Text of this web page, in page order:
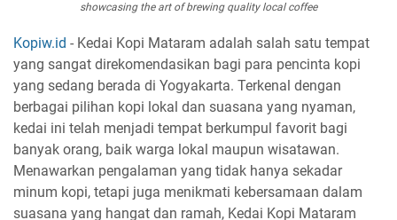
showcasing the art of brewing quality local coffee
Kopiw.id - Kedai Kopi Mataram adalah salah satu tempat
yang sangat direkomendasikan bagi para pencinta kopi
yang sedang berada di Yogyakarta. Terkenal dengan
berbagai pilihan kopi lokal dan suasana yang nyaman,
kedai ini telah menjadi tempat berkumpul favorit bagi
banyak orang, baik warga lokal maupun wisatawan.
Menawarkan pengalaman yang tidak hanya sekadar
minum kopi, tetapi juga menikmati kebersamaan dalam
suasana yang hangat dan ramah, Kedai Kopi Mataram